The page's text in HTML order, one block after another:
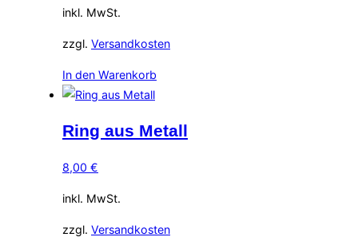
inkl. MwSt.
zzgl. Versandkosten
In den Warenkorb
Ring aus Metall
8,00 €
inkl. MwSt.
zzgl. Versandkosten